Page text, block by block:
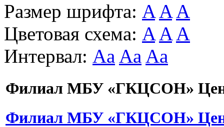
Размер шрифта: A A A
Цветовая схема: A A A
Интервал: Aa Aa Aa
Филиал МБУ «ГКЦСОН»
Филиал МБУ «ГКЦСОН»